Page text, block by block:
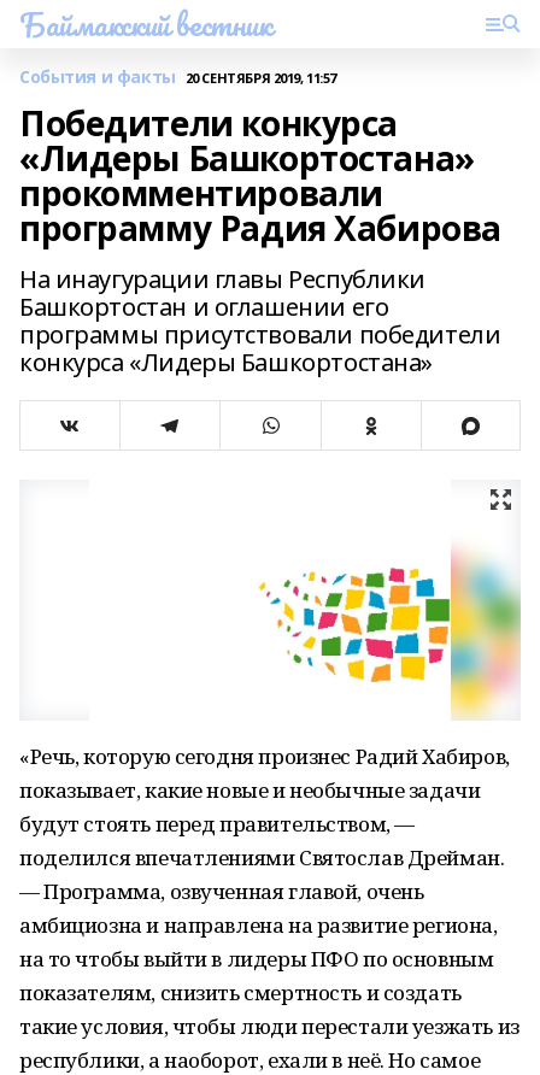
Баймакский вестник
События и факты 20 СЕНТЯБРЯ 2019, 11:57
Победители конкурса
«Лидеры Башкортостана»
прокомментировали
программу Радия Хабирова
На инаугурации главы Республики
Башкортостан и оглашении его
программы присутствовали победители
конкурса «Лидеры Башкортостана»
«Речь, которую сегодня произнес Радий Хабиров,
показывает, какие новые и необычные задачи
будут стоять перед правительством, —
поделился впечатлениями Святослав Дрейман.
— Программа, озвученная главой, очень
амбициозна и направлена на развитие региона,
на то чтобы выйти в лидеры ПФО по основным
показателям, снизить смертность и создать
такие условия, чтобы люди перестали уезжать из
республики, а наоборот, ехали в неё. Но самое